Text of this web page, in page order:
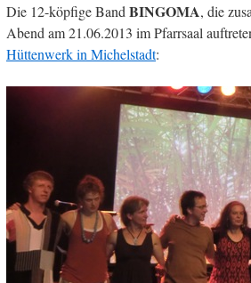
Die 12-köpfige Band BINGOMA, die
Abend am 21.06.2013 im Pfarrsaal
Hüttenwerk in Michelstadt: